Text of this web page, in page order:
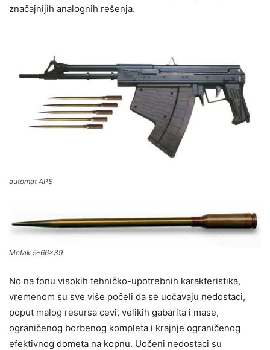
značajnijih analognih rešenja.
automat APS
Metak 5-66×39
No na fonu visokih tehničko-upotrebnih karakteristika,
vremenom su sve više počeli da se uočavaju nedostaci,
poput malog resursa cevi, velikih gabarita i mase,
ograničenog borbenog kompleta i krajnje ograničenog
efektivnog dometa na kopnu. Uočeni nedostaci su